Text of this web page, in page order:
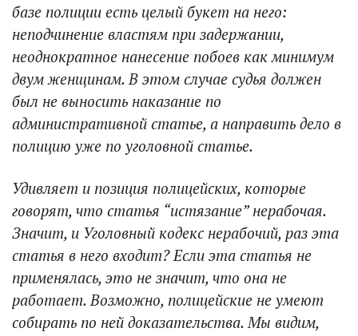
базе полиции есть целый букет на него:
неподчинение властям при задержании,
неоднократное нанесение побоев как минимум
двум женщинам. В этом случае судья должен
был не выносить наказание по
административной статье, а направить дело в
полицию уже по уголовной статье.
Удивляет и позиция полицейских, которые
говорят, что статья “истязание” нерабочая.
Значит, и Уголовный кодекс нерабочий, раз эта
статья в него входит? Если эта статья не
применялась, это не значит, что она не
работает. Возможно, полицейские не умеют
собирать по ней доказательства. Мы видим,